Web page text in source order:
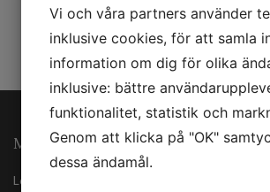
MINA SIDOR
Logga in
Vi och våra partners använder
inklusive cookies, för att samla
information om dig för olika
inklusive: bättre
funktionalitet, statistik och
Genom att klicka på "OK"
dessa ändamål.